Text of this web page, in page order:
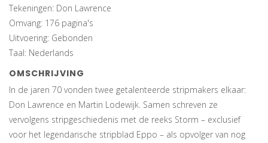
Tekeningen: Don Lawrence
Omvang: 176 pagina's
Uitvoering: Gebonden
Taal: Nederlands
OMSCHRIJVING
In de jaren 70 vonden twee getalenteerde stripmakers elkaar:
Don Lawrence en Martin Lodewijk. Samen schreven ze
vervolgens stripgeschiedenis met de reeks Storm – exclusief
voor het legendarische stripblad Eppo – als opvolger van nog